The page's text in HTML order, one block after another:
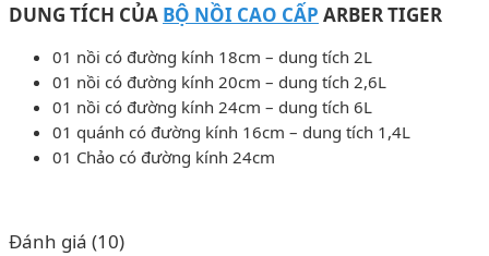
DUNG TÍCH CỦA BỘ NỒI CAO CẤP ARBER TIGER
01 nồi có đường kính 18cm – dung tích 2L
01 nồi có đường kính 20cm – dung tích 2,6L
01 nồi có đường kính 24cm – dung tích 6L
01 quánh có đường kính 16cm – dung tích 1,4L
01 Chảo có đường kính 24cm
Đánh giá (10)